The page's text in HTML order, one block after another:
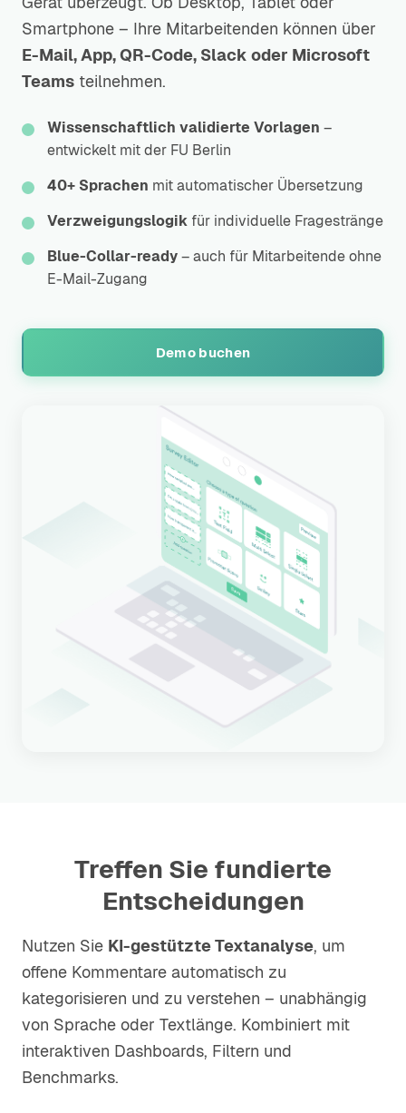
Smartphone – Ihre Mitarbeitenden können über
E-Mail, App, QR-Code, Slack oder Microsoft
Teams teilnehmen.
Wissenschaftlich validierte Vorlagen –
entwickelt mit der FU Berlin
40+ Sprachen mit automatischer Übersetzung
Verzweigungslogik für individuelle Fragestränge
Blue-Collar-ready– auch für Mitarbeitende ohne
E-Mail-Zugang
Demo buchen
Treffen Sie fundierte
Entscheidungen
Nutzen Sie KI-gestützte Textanalyse, um
offene Kommentare automatisch zu
kategorisieren und zu verstehen – unabhängig
von Sprache oder Textlänge. Kombiniert mit
interaktiven Dashboards, Filtern und
Benchmarks.